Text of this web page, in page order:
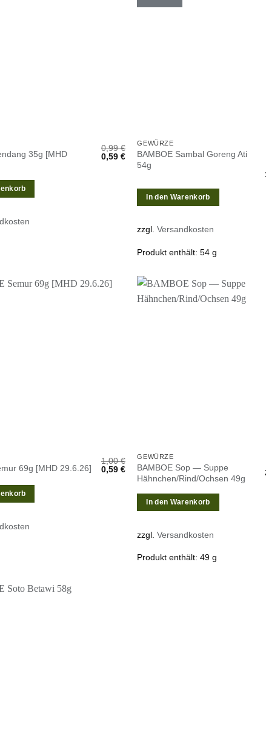
35g [MHD
0,99€
Ursprünglicher
Preis
0,59 €Aktueller
Preis
GEWÜRZE
BAMBOE Sambal Goreng Ati
54g
In den Warenkorb
zzgl.Versandkosten
Produkt enthält: 54g
69g [MHD 29.6.26]
1,00€
Ursprünglicher
0,59 €Aktueller
Preis
0,59 €.
GEWÜRZE
BAMBOE Sop — Suppe
Hähnchen/Rind/Ochsen 49g
In den Warenkorb
zzgl.Versandkosten
Produkt enthält: 49g